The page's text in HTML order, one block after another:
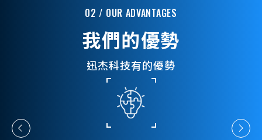
02 / OUR ADVANTAGES
我們的優勢
迅杰科技有的優勢